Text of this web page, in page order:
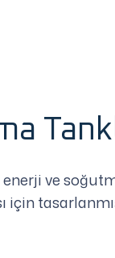
ve